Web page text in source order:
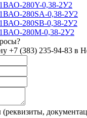
280Y-0,38-2У2
1ВАО-280SА-0,38-2У2
1ВАО-280SВ-0,38-2У2
1ВАО-280М-0,38-2У2
+7 (383) 235-94-83 в